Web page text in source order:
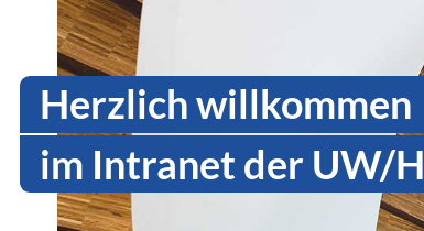
Herzlich willkommen
im Intranet der UW/H